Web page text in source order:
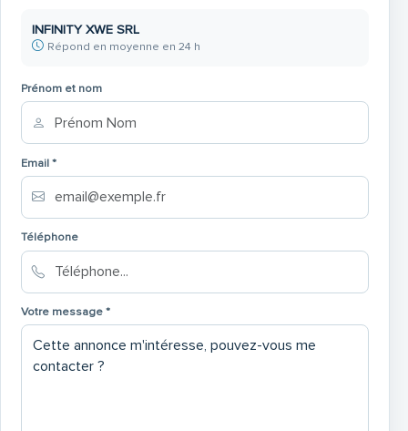
INFINITY XWE SRL
Répond en moyenne en 24 h
Prénom et nom
Email *
Téléphone
Votre message *